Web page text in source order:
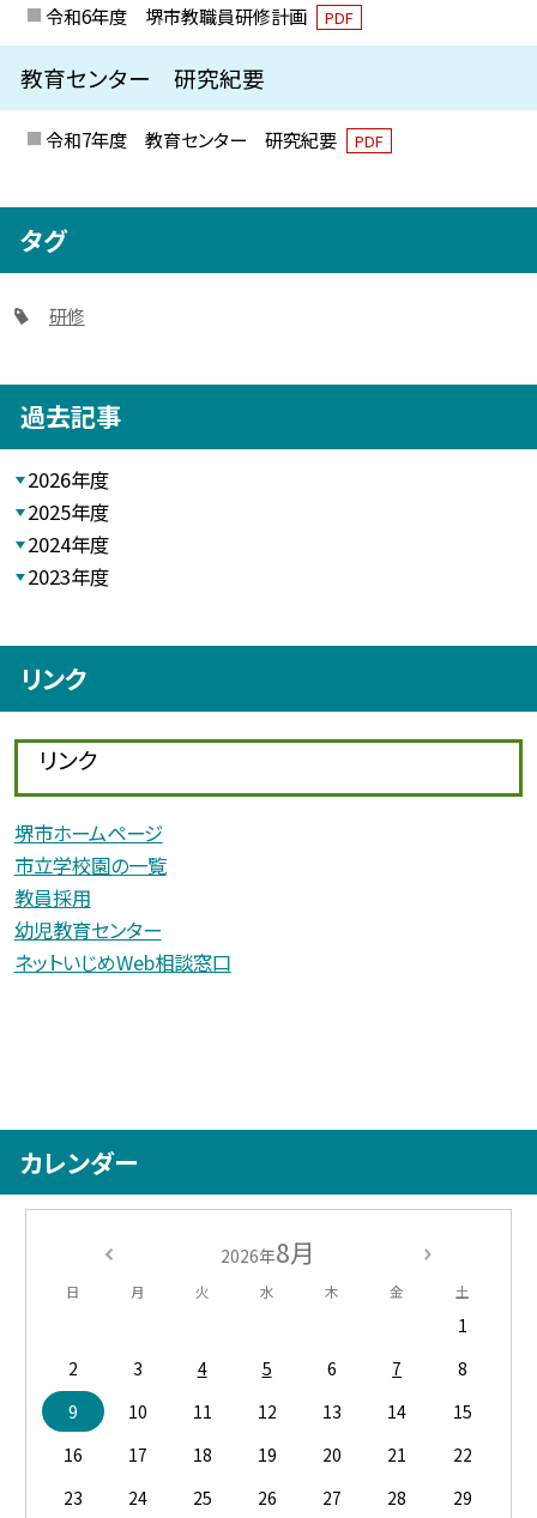
令和6年度 堺市教職員研修計画 PDF
教育センター 研究紀要
令和7年度 教育センター 研究紀要 PDF
タグ
研修
過去記事
2026年度
2025年度
2024年度
2023年度
リンク
リンク
堺市ホームページ
市立学校園の一覧
教員採用
幼児教育センター
ネットいじめWeb相談窓口
カレンダー
2026年8月
日 月 火 水 木 金 土
1
2
3 4 5 6 7
8
9
10 11 12 13 14
15
16
17 18 19 20 21
22
23
24 25 26 27 28
29